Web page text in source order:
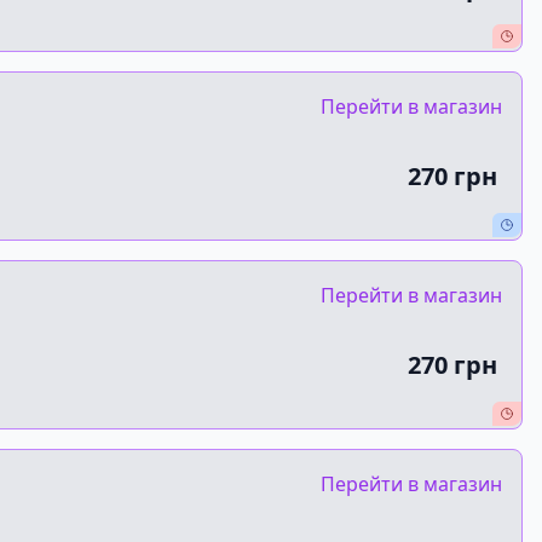
Перейти в магазин
270 грн
Перейти в магазин
270 грн
Перейти в магазин